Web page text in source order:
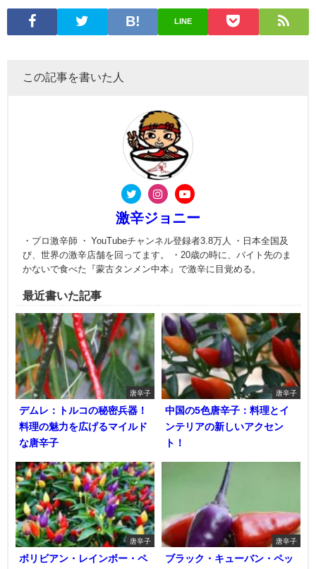
LINE
この記事を書いた人
激辛ジョニー
・プロ激辛師 ・ YouTubeチャンネル登録者3.8万人 ・日本全国及
び、世界の激辛店舗を回ってます。 ・20歳の時に、バイト先のま
かないで食べた『蒙古タンメン中本』で激辛に目覚める。
最近書いた記事
唐辛子
デムレ：トルコの秘密兵器！
料理の魅力を広げるマイルド
な唐辛子
唐辛子
中国の5色唐辛子：料理とイ
ンテリアの新しいアクセン
ト！
唐辛子
ボリビアン・レインボー・ペ
唐辛子
ブラック・キューバン・ペッ